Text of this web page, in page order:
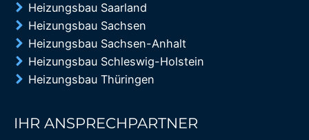
Heizungsbau Saarland
Heizungsbau Sachsen
Heizungsbau Sachsen-Anhalt
Heizungsbau Schleswig-Holstein
Heizungsbau Thüringen
IHR ANSPRECHPARTNER